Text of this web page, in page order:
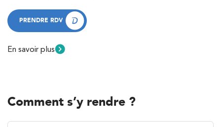
PRENDRE RDV
En savoir plus
Comment s’y rendre ?